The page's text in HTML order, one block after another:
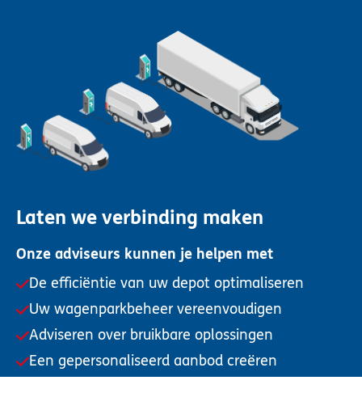
Laten we verbinding maken
Onze adviseurs kunnen je helpen met
De efficiëntie van uw depot optimaliseren
Uw wagenparkbeheer vereenvoudigen
Adviseren over bruikbare oplossingen
Een gepersonaliseerd aanbod creëren